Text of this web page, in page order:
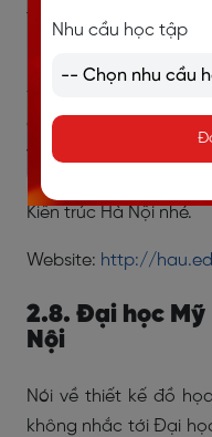
thập kiến thức, rèn
nhiều cơ hội học bổng
Đại học Kiến trúc Hà
chuyên ngành thiết
và Hà Nội. Vì vậy
họa học trường nào
Kiến trúc Hà Nội nhé.
Website: http://
2.8. Đại học
Nội
Nói về thiết kế đồ
không nhắc tới Đại
Nhu cầu học tập